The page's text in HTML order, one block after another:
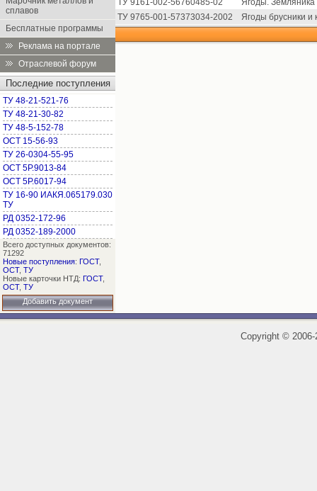
сплавов
Бесплатные программы
Реклама на портале
Отраслевой форум
Последние поступления
ТУ 48-21-521-76
ТУ 48-21-30-82
ТУ 48-5-152-78
ОСТ 15-56-93
ТУ 26-0304-55-95
ОСТ 5Р.9013-84
ОСТ 5Р.6017-94
ТУ 16-90 ИАКЯ.065179.030
ТУ
РД 0352-172-96
РД 0352-189-2000
Всего доступных документов:
71292
Новые поступления: ГОСТ,
ОСТ, ТУ
Новые карточки НТД: ГОСТ,
ОСТ, ТУ
Добавить документ
ТУ 9161-002-56760485-02
Ягоды. Земляника
ТУ 9765-001-57373034-2002
Ягоды брусники
Copyright ©